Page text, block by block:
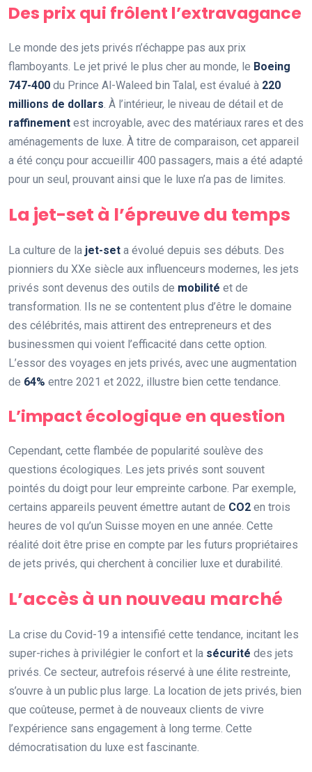
Des prix qui frôlent l’extravagance
Le monde des jets privés n’échappe pas aux prix
flamboyants. Le jet privé le plus cher au monde, le Boeing
747-400 du Prince Al-Waleed bin Talal, est évalué à 220
millions de dollars. À l’intérieur, le niveau de détail et de
raffinement est incroyable, avec des matériaux rares et des
aménagements de luxe. À titre de comparaison, cet appareil
a été conçu pour accueillir 400 passagers, mais a été adapté
pour un seul, prouvant ainsi que le luxe n’a pas de limites.
La jet-set à l’épreuve du temps
La culture de la jet-set a évolué depuis ses débuts. Des
pionniers du XXe siècle aux influenceurs modernes, les jets
privés sont devenus des outils de mobilité et de
transformation. Ils ne se contentent plus d’être le domaine
des célébrités, mais attirent des entrepreneurs et des
businessmen qui voient l’efficacité dans cette option.
L’essor des voyages en jets privés, avec une augmentation
de 64% entre 2021 et 2022, illustre bien cette tendance.
L’impact écologique en question
Cependant, cette flambée de popularité soulève des
questions écologiques. Les jets privés sont souvent
pointés du doigt pour leur empreinte carbone. Par exemple,
certains appareils peuvent émettre autant de CO2 en trois
heures de vol qu’un Suisse moyen en une année. Cette
réalité doit être prise en compte par les futurs propriétaires
de jets privés, qui cherchent à concilier luxe et durabilité.
L’accès à un nouveau marché
La crise du Covid-19 a intensifié cette tendance, incitant les
super-riches à privilégier le confort et la sécurité des jets
privés. Ce secteur, autrefois réservé à une élite restreinte,
s’ouvre à un public plus large. La location de jets privés, bien
que coûteuse, permet à de nouveaux clients de vivre
l’expérience sans engagement à long terme. Cette
démocratisation du luxe est fascinante.